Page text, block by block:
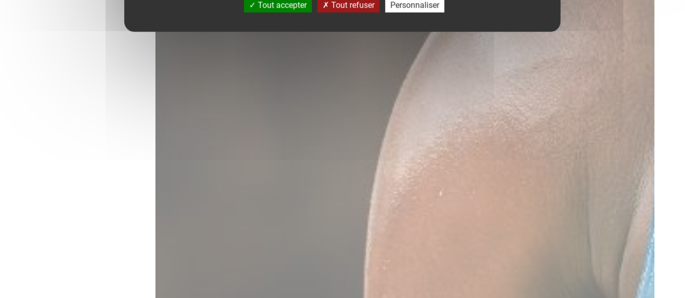
Tout accepter Tout refuser Personnaliser